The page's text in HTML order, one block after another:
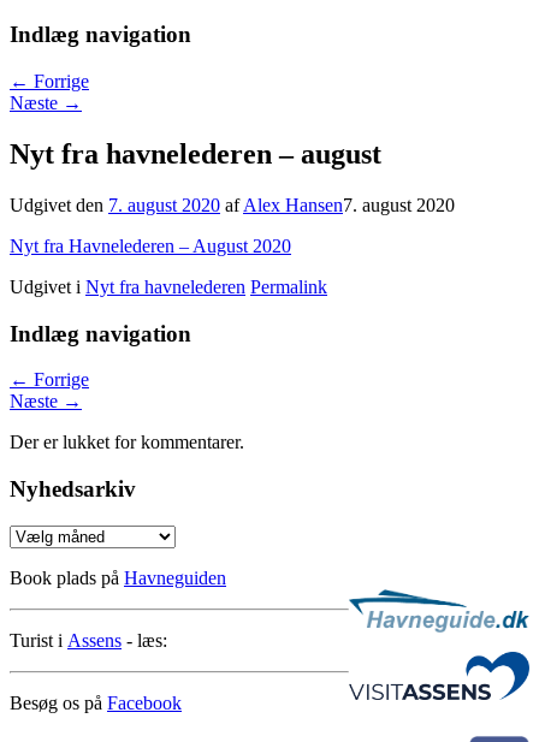
Indlæg navigation
← Forrige
Næste →
Nyt fra havnelederen – august
Udgivet den 7. august 2020 afAlex Hansen7. august 2020
Nyt fra Havnelederen – August 2020
Udgivet i Nyt fra havnelederen Permalink
Indlæg navigation
← Forrige
Næste →
Der er lukket for kommentarer.
Nyhedsarkiv
Nyhedsarkiv
Book plads på Havneguiden
Turist i Assens - læs:
Besøg os på Facebook